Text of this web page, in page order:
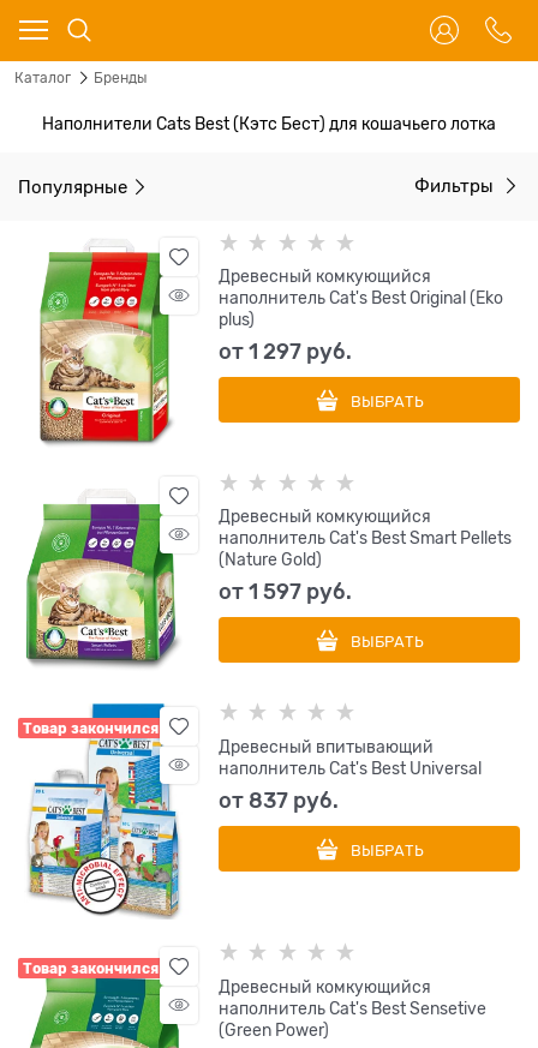
Каталог Бренды
Наполнители Cats Best (Кэтс Бест) для кошачьего лотка
Популярные Фильтры
Древесный комкующийся
наполнитель Cat's Best Original (Eko
plus)
от1 297 руб.
ВЫБРАТЬ
Древесный комкующийся
наполнитель Cat's Best Smart Pellets
(Nature Gold)
от1 597 руб.
ВЫБРАТЬ
Товар закончился
Древесный впитывающий
наполнитель Cat's Best Universal
от 837 руб.
ВЫБРАТЬ
Товар закончился
Древесный комкующийся
наполнитель Cat's Best Sensetive
(Green Power)